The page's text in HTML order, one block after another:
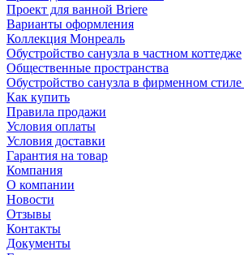
Проект для ванной Briere
Варианты оформления
Коллекция Монреаль
Обустройство санузла в частном коттедже
Общественные пространства
Обустройство санузла в фирменном стиле
Как купить
Правила продажи
Условия оплаты
Условия доставки
Гарантия на товар
Компания
О компании
Новости
Отзывы
Контакты
Документы